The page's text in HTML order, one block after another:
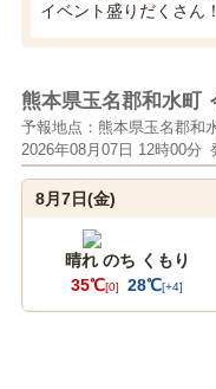
イベント盛りだくさん！
熊本県玉名郡和水町
予報地点：熊本県玉名郡和
2026年08月07日 12時00分
8月7日(金)
晴れ のち くもり
35℃[0] 28℃[+4]